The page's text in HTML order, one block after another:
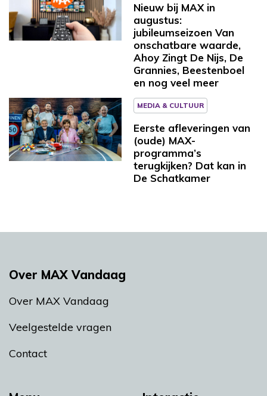
Nieuw bij MAX in
augustus:
jubileumseizoen Van
onschatbare waarde,
Ahoy Zingt De Nijs, De
Grannies, Beestenboel
en nog veel meer
MEDIA & CULTUUR
Eerste afleveringen van
(oude) MAX-
programma’s
terugkijken? Dat kan in
De Schatkamer
Over MAX Vandaag
Over MAX Vandaag
Veelgestelde vragen
Contact